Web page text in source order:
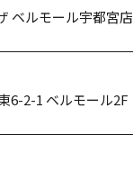
ベルモール宇都宮店
6-2-1 ベルモール2F